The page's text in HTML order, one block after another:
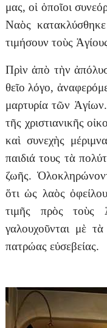
μας, οἱ ὁποῖοι
Ναὸς
τιμήσουν τοὺς
Πρὶν ἀπὸ τὴν
θεῖο λόγο,
μαρτυρία τῶν
τῆς χριστιανικῆς
καὶ συνεχὴς
παιδιά τους τὰ
ζωῆς.
ὅτι ὡς λαὸς
τιμῆς πρὸς τοὺς
γαλουχοῦνται μὲ
πατρώας εὐσεβείας.